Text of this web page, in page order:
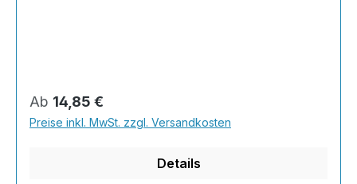
Farbkombinationen sind möglich.Von edlen
Naturtönen bis knallig-bunt ist alles möglich!
Inhalt: Vier Stammkomponenten inkl. Harz,
Regulärer Preis:
Ab 14,85 €
Preise inkl. MwSt. zzgl. Versandkosten
Details